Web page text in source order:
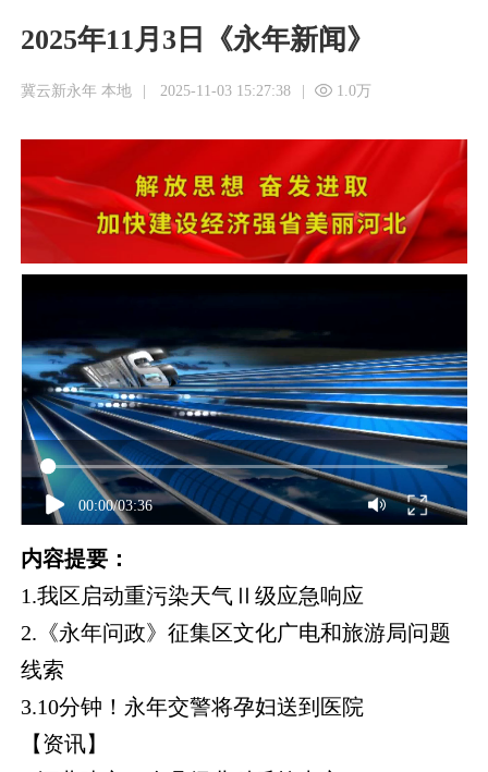
2025年11月3日《永年新闻》
冀云新永年 本地 | 2025-11-03 15:27:38 | 1.0万
00:00/03:36
内容提要：
1.我区启动重污染天气Ⅱ级应急响应
2.《永年问政》征集区文化广电和旅游局问题
线索
3.10分钟！永年交警将孕妇送到医院
【资讯】